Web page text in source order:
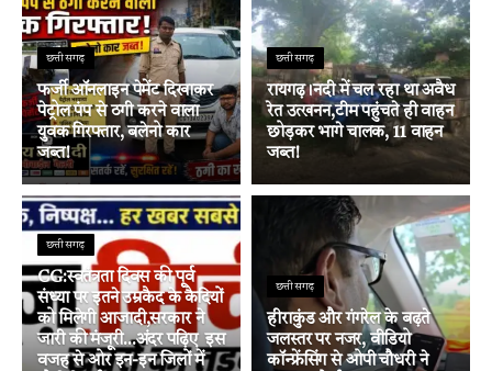
छत्तीसगढ़
फर्जी ऑनलाइन पेमेंट दिखाकर
पेट्रोल पंप से ठगी करने वाला
युवक गिरफ्तार, बलेनो कार
जब्त!
छत्तीसगढ़
रायगढ़।नदी में चल रहा था अवैध
रेत उत्खनन,टीम पहुंचते ही वाहन
छोड़कर भागे चालक, 11 वाहन
जब्त!
छत्तीसगढ़
CG:स्वतंत्रता दिवस की पूर्व
संध्या पर इतने उम्रकैद के कैदियों
को मिलेगी आजादी,सरकार ने
जारी की मंजूरी…अंदर पढ़िए इस
वजह से ओर इन-इन जिलों में
छत्तीसगढ़
हीराकुंड और गंगरेल के बढ़ते
जलस्तर पर नजर, वीडियो
कॉन्फ्रेंसिंग से ओपी चौधरी ने